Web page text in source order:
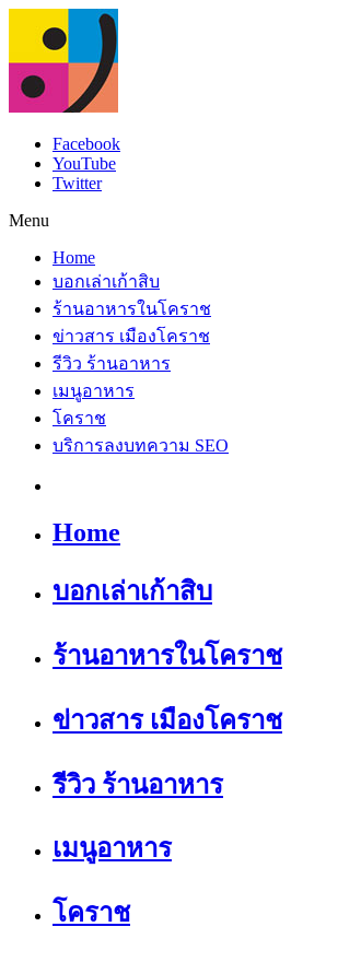
Facebook
YouTube
Twitter
Menu
Home
บอกเล่าเก้าสิบ
ร้านอาหารในโคราช
ข่าวสาร เมืองโคราช
รีวิว ร้านอาหาร
เมนูอาหาร
โคราช
บริการลงบทความ SEO
Home
บอกเล่าเก้าสิบ
ร้านอาหารในโคราช
ข่าวสาร เมืองโคราช
รีวิว ร้านอาหาร
เมนูอาหาร
โคราช